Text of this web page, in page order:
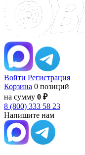
Войти Регистрация
Корзина 0 позиций
на сумму 0 ₽
8 (800) 333 58 23
Напишите нам